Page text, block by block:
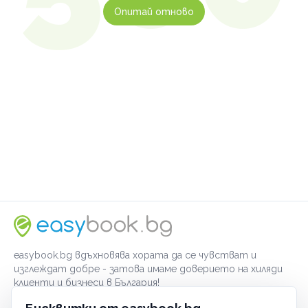
Опитай отново
easybook.bg вдъхновява хората да се чувстват и
изглеждат добре - затова имаме доверието на хиляди
клиенти и бизнеси в България!